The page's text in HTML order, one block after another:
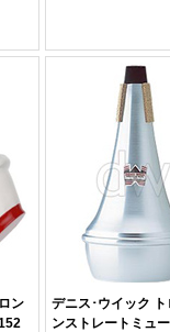
ン
デニス･ウイック
ンストレートミュ